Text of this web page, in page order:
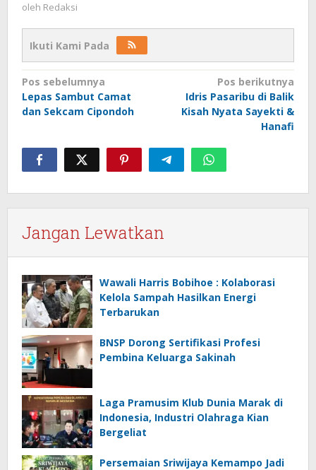
oleh Redaksi
Ikuti Kami Pada
Navigasi
pos
Pos sebelumnya
Lepas Sambut Camat
dan Sekcam Cipondoh
Pos berikutnya
Idris Pasaribu di Balik
Kisah Nyata Sayekti &
Hanafi
Jangan Lewatkan
Wawali Harris Bobihoe : Kolaborasi
Kelola Sampah Hasilkan Energi
Terbarukan
BNSP Dorong Sertifikasi Profesi
Pembina Keluarga Sakinah
Laga Pramusim Klub Dunia Marak di
Indonesia, Industri Olahraga Kian
Bergeliat
Persemaian Sriwijaya Kemampo Jadi